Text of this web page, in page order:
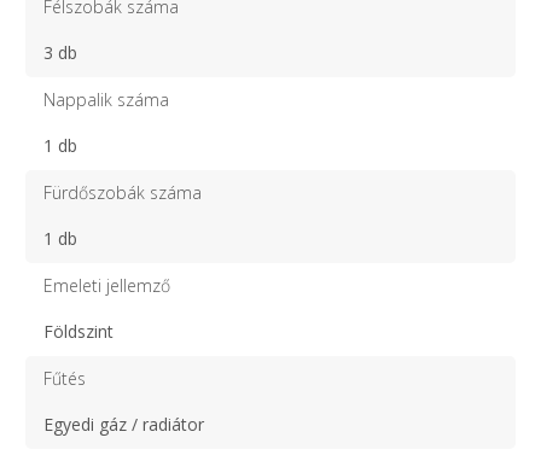
Félszobák száma
3 db
Nappalik száma
1 db
Fürdőszobák száma
1 db
Emeleti jellemző
Földszint
Fűtés
Egyedi gáz / radiátor